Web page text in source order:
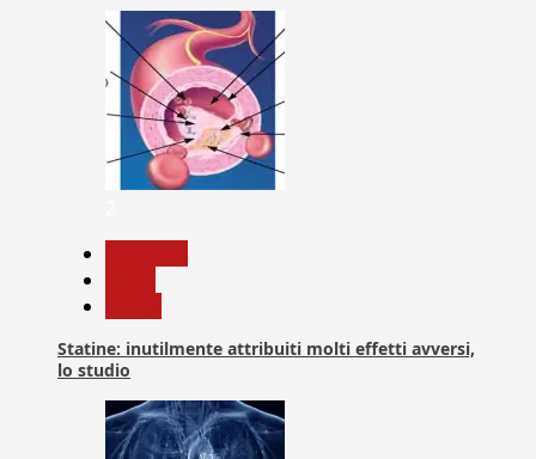
Statine: inutilmente attribuiti molti effetti avversi,
lo studio